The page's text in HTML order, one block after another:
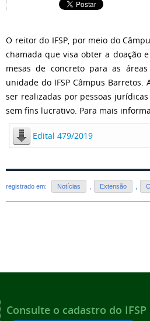
O reitor do IFSP, por meio do
chamada que visa obter a doação
mesas de concreto para as
unidade do IFSP Câmpus Barretos.
ser realizadas por pessoas
sem fins lucrativo. Para mais
Edital 479/2019
registrado em: Notícias Extensão
Consulte o cadastro do IFSP